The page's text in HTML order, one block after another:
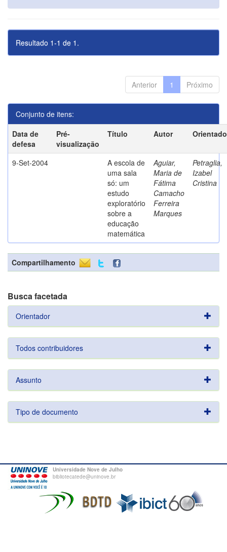
Resultado 1-1 de 1.
Anterior 1 Próximo
Conjunto de itens:
Data de
defesa
Pré-
visualização
Título Autor
9-Set-2004
A escola de
uma sala
só: um
estudo
exploratório
sobre a
educação
matemática
Aguiar,
Maria de
Fátima
Camacho
Ferreira
Marques
Petraglia,
Izabel
Cristina
Compartilhamento
Busca facetada
Orientador
Todos contribuidores
Assunto
Tipo de documento
Universidade Nove de Julho
bibliotecatede@uninove.br